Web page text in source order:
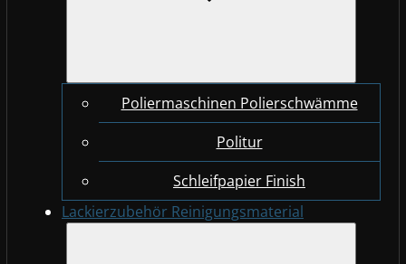
Poliermaschinen Polierschwämme
Politur
Schleifpapier Finish
Lackierzubehör Reinigungsmaterial